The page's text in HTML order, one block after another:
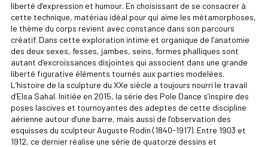
liberté d’expression et humour. En choisissant de se consacrer à
cette technique, matériau idéal pour qui aime les métamorphoses,
le thème du corps revient avec constance dans son parcours
créatif. Dans cette exploration intime et organique de l’anatomie
des deux sexes, fesses, jambes, seins, formes phalliques sont
autant d’excroissances disjointes qui associent dans une grande
liberté figurative éléments tournés aux parties modelées.
L’histoire de la sculpture du XXe siècle a toujours nourri le travail
d’Elsa Sahal. Initiée en 2015, la série des Pole Dance s’inspire des
poses lascives et tournoyantes des adeptes de cette discipline
aérienne autour d’une barre, mais aussi de l’observation des
esquisses du sculpteur Auguste Rodin (1840-1917). Entre 1903 et
1912, ce dernier réalise une série de quatorze dessins et